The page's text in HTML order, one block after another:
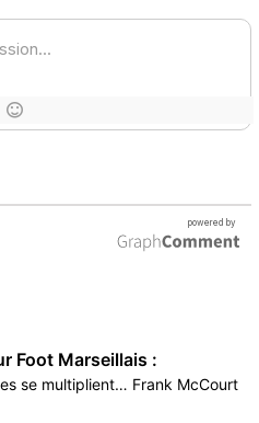
Foot Marseillais :
se multiplient… Frank McCourt